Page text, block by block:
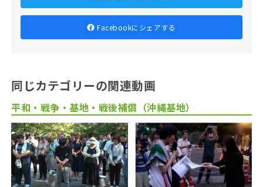
Facebookにシェアする
同じカテゴリーの関連動画
平和・戦争・基地・戦後補償（沖縄基地）